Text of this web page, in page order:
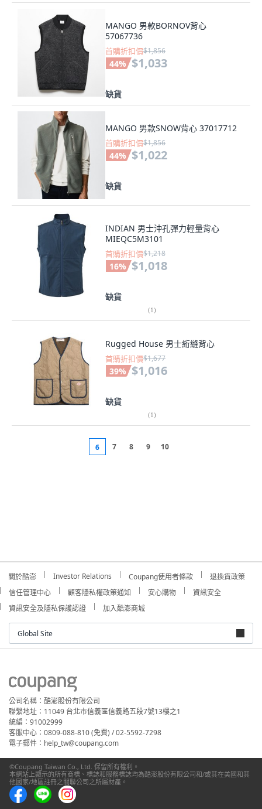
MANGO 男款BORNOV背心
57067736
首購折扣價$1,856
44% $1,033
缺貨
MANGO 男款SNOW背心 37017712
首購折扣價$1,856
44% $1,022
缺貨
INDIAN 男士沖孔彈力輕量背心
MIEQC5M3101
首購折扣價$1,218
16% $1,018
缺貨
(1)
Rugged House 男士絎縫背心
首購折扣價$1,677
39% $1,016
缺貨
(1)
6 7 8 9 10
關於酷澎 Investor Relations Coupang使用者條款
退換貨政策
信任管理中心
顧客隱私權政策通知 安心購物
資訊安全
資訊安全及隱私保護認證
加入酷澎商城
Global Site
公司名稱：酷澎股份有限公司
聯繫地址：11049 台北市信義區信義路五段7號13樓之1
統編：91002999
客服中心：0809-088-810 (免費) / 02-5592-7298
電子郵件：help_tw@coupang.com
©Coupang Taiwan Co., Ltd. 保留所有權利。
本網站上顯示的所有商標、標誌和服務標誌均為酷澎股份有限公司和/或其在美國和其
他國家/地區註冊之關聯公司之所屬財產。